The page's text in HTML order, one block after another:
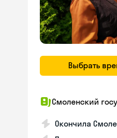
Выбрать
Смоленский
Окончила